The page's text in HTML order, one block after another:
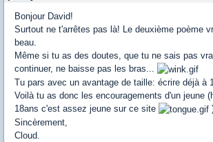
Bonjour David!
Surtout ne t'arrêtes pas là! Le deuxième poème
beau.
Même si tu as des doutes, que tu ne sais pas
continuer, ne baisse pas les bras...
Tu pars avec un avantage de taille: écrire déjà à
Voilà tu as donc les encouragements d'un jeune
18ans c'est assez jeune sur ce site
Sincèrement,
Cloud.